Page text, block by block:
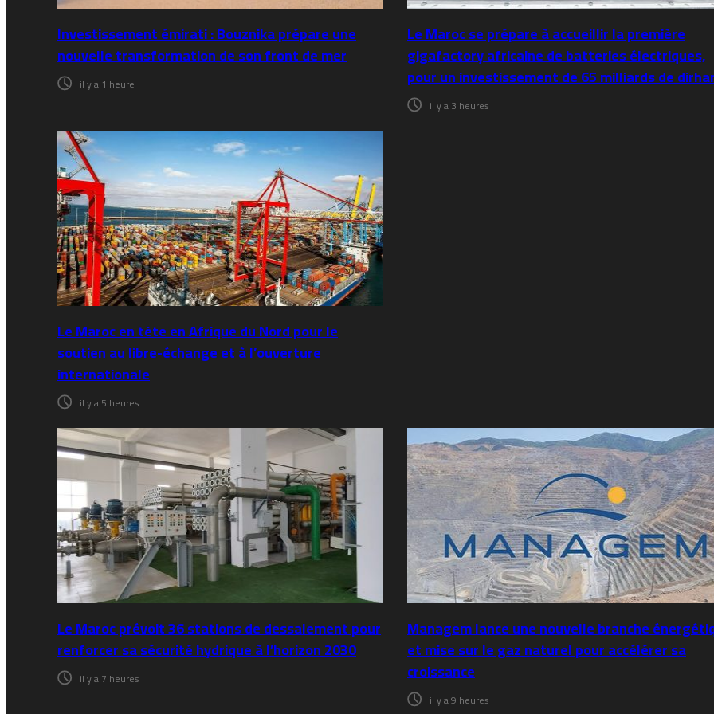
Investissement émirati : Bouznika prépare une
nouvelle transformation de son front de mer
il y a 1 heure
Le Maroc se prépare à accueillir la première
gigafactory africaine de batteries électriques,
pour un investissement de 65 milliards de
il y a 3 heures
Le Maroc en tête en Afrique du Nord pour le
soutien au libre-échange et à l’ouverture
internationale
il y a 5 heures
Le Maroc prévoit 36 stations de dessalement pour
renforcer sa sécurité hydrique à l’horizon 2030
il y a 7 heures
Managem lance une nouvelle branche
et mise sur le gaz naturel pour accélérer sa
croissance
il y a 9 heures